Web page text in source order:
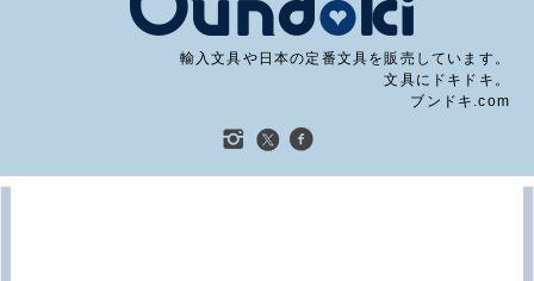
輸入文具や日本の定番文具を販売しています。
文具にドキドキ。
ブンドキ.com